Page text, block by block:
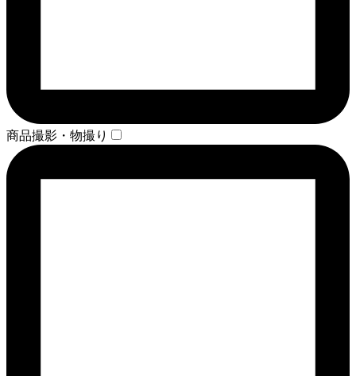
商品撮影・物撮り